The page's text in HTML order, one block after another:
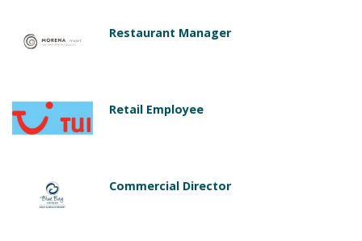
Restaurant Manager
Retail Employee
Commercial Director